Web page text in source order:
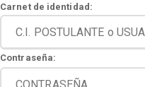
Carnet de identidad:
Contraseña: